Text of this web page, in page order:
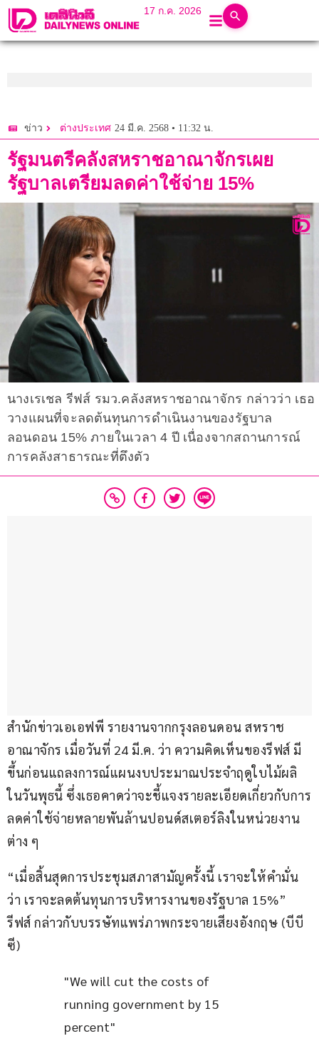
17 ก.ค. 2026
ข่าว ต่างประเทศ 24 มี.ค. 2568 • 11:32 น.
รัฐมนตรีคลังสหราชอาณาจักรเผย
รัฐบาลเตรียมลดค่าใช้จ่าย 15%
นางเรเชล รีฟส์ รมว.คลังสหราชอาณาจักร กล่าวว่า เธอ
วางแผนที่จะลดต้นทุนการดำเนินงานของรัฐบาล
ลอนดอน 15% ภายในเวลา 4 ปี เนื่องจากสถานการณ์
การคลังสาธารณะที่ตึงตัว
สำนักข่าวเอเอฟพี รายงานจากกรุงลอนดอน สหราช
อาณาจักร เมื่อวันที่ 24 มี.ค. ว่า ความคิดเห็นของรีฟส์ มี
ขึ้นก่อนแถลงการณ์แผนงบประมาณประจำฤดูใบไม้ผลิ
ในวันพุธนี้ ซึ่งเธอคาดว่าจะชี้แจงรายละเอียดเกี่ยวกับการ
ลดค่าใช้จ่ายหลายพันล้านปอนด์สเตอร์ลิงในหน่วยงาน
ต่าง ๆ
“เมื่อสิ้นสุดการประชุมสภาสามัญครั้งนี้ เราจะให้คำมั่น
ว่า เราจะลดต้นทุนการบริหารงานของรัฐบาล 15%”
รีฟส์ กล่าวกับบรรษัทแพร่ภาพกระจายเสียงอังกฤษ (บีบี
ซี)
"We will cut the costs of
running government by 15
percent"